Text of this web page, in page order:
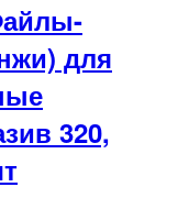
для
320,